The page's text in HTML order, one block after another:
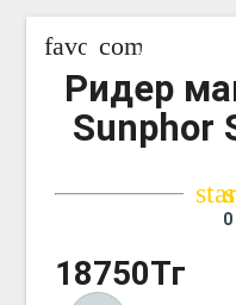
favorite_border
Ридер
Sunphor
18750Тг